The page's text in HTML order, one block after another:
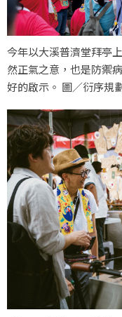
今年以大溪普濟堂拜亭
然正氣之意，也是防禦
好的啟示。 圖／衍序規